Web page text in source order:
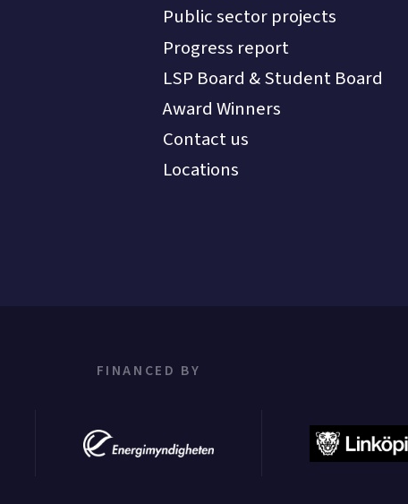
Public sector projects
Progress report
LSP Board & Student Board
Award Winners
Contact us
Locations
FINANCED BY